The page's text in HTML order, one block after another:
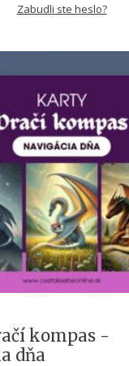
Zabudli ste heslo?
kompas -
dňa